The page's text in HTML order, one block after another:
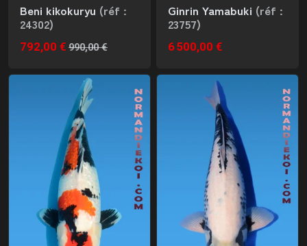
Beni kikokuryu (réf :
24302)
792,00 € 990,00 €
Ginrin Yamabuki (réf :
23757)
6 500,00 €